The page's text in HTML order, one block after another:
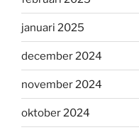
januari 2025
december 2024
november 2024
oktober 2024